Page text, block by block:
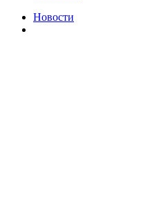
Новости